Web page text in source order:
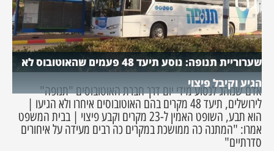
שערוריית תנופה: נוסע תיעד 48 פעמים שהאוטובוס לא
הגיע וקיבל פיצוי
אדם שנוהג לנסוע מידי יום דרך חברת האוטובוסים "תנופה"
לירושלים, תיעד 48 מקרים בהם האוטובוסים איחרו ולא הגיעו |
הוא תבע, השופט האמין ל-23 מקרים וקבע פיצוי | בבית המשפט
אמרו: "המתנה כה ממושכת במקרים כה רבים מעידה על איחורים
סדרתיים"